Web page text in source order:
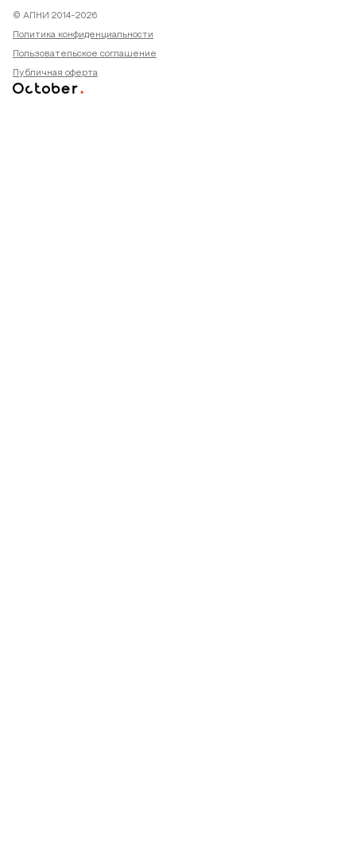
© АПНИ 2014-2026
Политика конфиденциальности
Пользовательское соглашение
Публичная оферта